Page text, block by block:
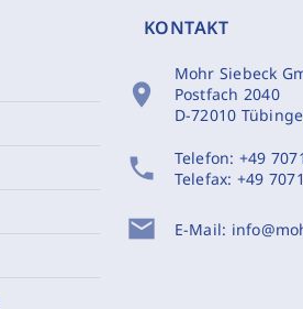
KONTAKT
location_on
Mohr Siebeck
Postfach 2040
D-72010
phone Telefon: +49
Telefax: +49
mail E-Mail: